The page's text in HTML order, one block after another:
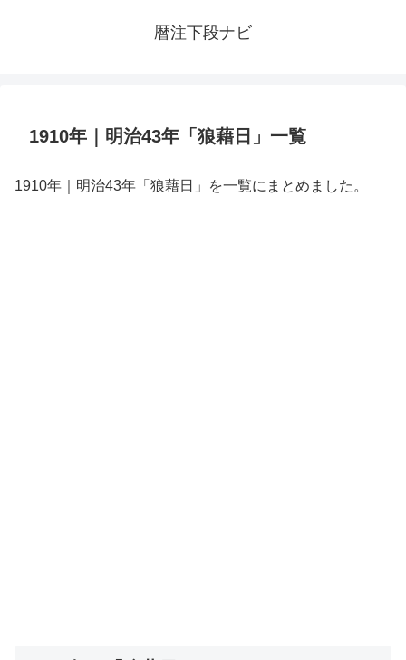
暦注下段ナビ
1910年｜明治43年「狼藉日」一覧
1910年｜明治43年「狼藉日」を一覧にまとめました。